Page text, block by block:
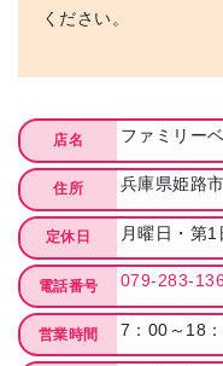
ください。
店名 ファミリー
住所 兵庫県姫路
定休日 月曜日・第
電話番号 079-283-
営業時間 7：00～18